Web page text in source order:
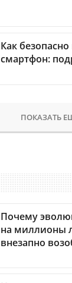
Как
смартфон:
ПОКАЗАТЬ
Почему
на миллионы
внезапно